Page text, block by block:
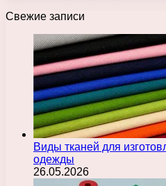
Свежие записи
Виды тканей для
одежды
26.05.2026